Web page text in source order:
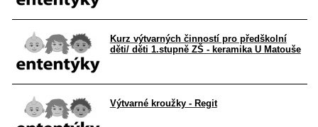
Kurz výtvarných činností pro předškolní
děti/ děti 1.stupně ZŠ - keramika U Matouše
Výtvarné kroužky - Regit